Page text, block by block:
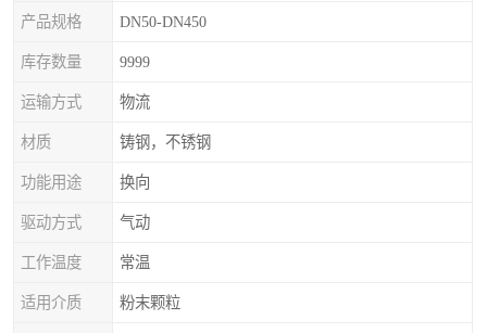
产品规格 DN50-DN450
库存数量 9999
运输方式 物流
材质 铸钢，不锈钢
功能用途 换向
驱动方式 气动
工作温度 常温
适用介质 粉末颗粒